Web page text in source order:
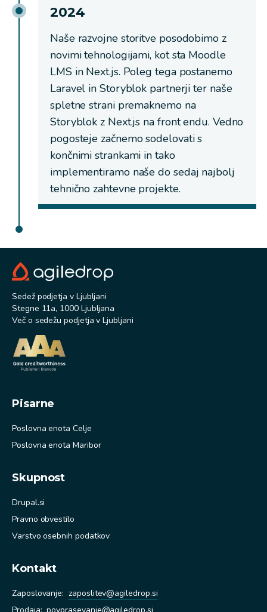
2024
Naše razvojne storitve posodobimo z
novimi tehnologijami, kot sta Moodle
LMS in Next.js. Poleg tega postanemo
Laravel in Storyblok partnerji ter naše
spletne strani premaknemo na
Storyblok z Next.js na front endu. Vedno
pogosteje začnemo sodelovati s
končnimi strankami in tako
implementiramo naše do sedaj najbolj
tehnično zahtevne projekte.
Sedež podjetja v Ljubljani
Stegne 11a, 1000 Ljubljana
Več o sedežu podjetja v Ljubljani
Pisarne
Poslovna enota Celje
Poslovna enota Maribor
Skupnost
Drupal.si
Pravno obvestilo
Varstvo osebnih podatkov
Kontakt
Zaposlovanje: zaposlitev@agiledrop.si